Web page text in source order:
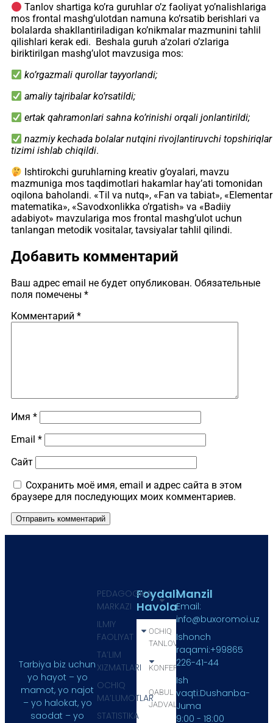
Tanlov shartiga ko’ra guruhlar o’z faoliyat yo’nalishlariga
mos frontal mashg’ulotdan namuna ko’rsatib berishlari va
bolalarda shakllantiriladigan ko’nikmalar mazmunini tahlil
qilishlari kerak edi. Beshala guruh a’zolari o’zlariga
biriktirilgan mashg’ulot mavzusiga mos:
ko’rgazmali qurollar tayyorlandi;
amaliy tajribalar ko’rsatildi;
ertak qahramonlari sahna ko’rinishi orqali jonlantirildi;
nazmiy kechada bolalar nutqini rivojlantiruvchi topshiriqlar
tizimi ishlab chiqildi.
Ishtirokchi guruhlarning kreativ g’oyalari, mavzu
mazmuniga mos taqdimotlari hakamlar hay’ati tomonidan
oqilona baholandi. «Til va nutq», «Fan va tabiat», «Elementar
matematika», «Savodxonlikka o’rgatish» va «Badiiy
adabiyot» mavzulariga mos frontal mashg’ulot uchun
tanlangan metodik vositalar, tavsiyalar tahlil qilindi.
Добавить комментарий
Ваш адрес email не будет опубликован. Обязательные
поля помечены *
Комментарий *
Имя *
Email *
Сайт
Сохранить моё имя, email и адрес сайта в этом
браузере для последующих моих комментариев.
Tarbiya biz uchun
yo hayot – yo
mamot, yo najot
– yo halokat, yo
saodat – yo
Foydali
Havola
OCHIQ
TANLOV
KONFERENSIYA
QABUL
JADVALI
PEDAGOGIKA
MARKAZI
ILMIY
FAOLIYAT
TA’LIM
XIZMATLARI
OCHIQ
MA’LUMOTLAR
STATISTIKA
Manzil
Email:
info@buxoromoi.uz
Ishonch
raqami:+99865
226-41-44
Ish
vaqti:Dushanba-
Juma
9:00 - 18:00